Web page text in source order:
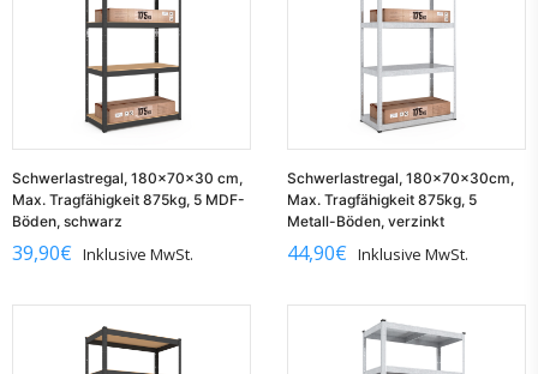
Schwerlastregal, 180x70x30 cm,
Max. Tragfähigkeit 875kg, 5 MDF-
Böden, schwarz
39,90€ Inklusive MwSt.
Schwerlastregal, 180x70x30cm,
Max. Tragfähigkeit 875kg, 5
Metall-Böden, verzinkt
44,90€ Inklusive MwSt.